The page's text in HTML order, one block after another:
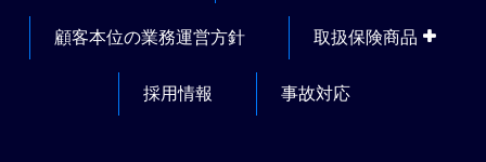
顧客本位の業務運営方針 取扱保険商品
採用情報 事故対応